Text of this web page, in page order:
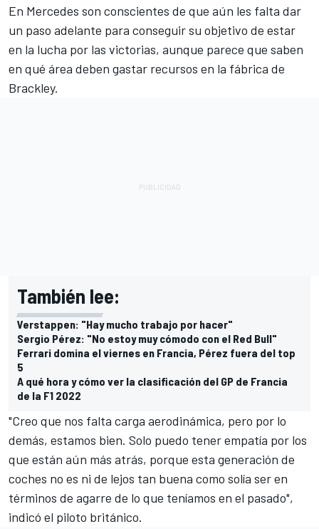
En Mercedes son conscientes de que aún les falta dar
un paso adelante para conseguir su objetivo de estar
en la lucha por las victorias, aunque parece que saben
en qué área deben gastar recursos en la fábrica de
Brackley.
También lee:
Verstappen: "Hay mucho trabajo por hacer"
Sergio Pérez: "No estoy muy cómodo con el Red Bull"
Ferrari domina el viernes en Francia, Pérez fuera del top
5
A qué hora y cómo ver la clasificación del GP de Francia
de la F1 2022
"Creo que nos falta carga aerodinámica, pero por lo
demás, estamos bien. Solo puedo tener empatía por los
que están aún más atrás, porque esta generación de
coches no es ni de lejos tan buena como solía ser en
términos de agarre de lo que teníamos en el pasado",
indicó el piloto británico.